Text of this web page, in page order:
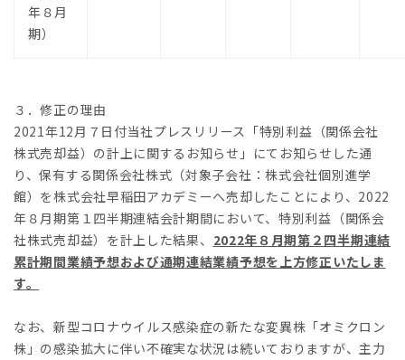
年８月
期）
３．修正の理由
2021年12月７日付当社プレスリリース「特別利益（関係会社
株式売却益）の計上に関するお知らせ」にてお知らせした通
り、保有する関係会社株式（対象子会社：株式会社個別進学
館）を株式会社早稲田アカデミーへ売却したことにより、2022
年８月期第１四半期連結会計期間において、特別利益（関係会
社株式売却益）を計上した結果、 2022年８月期第２四半期連結
累計期間業績予想および通期連結業績予想を上方修正いたしま
す。
なお、新型コロナウイルス感染症の新たな変異株「オミクロン
株」の感染拡大に伴い不確実な状況は続いておりますが、主力